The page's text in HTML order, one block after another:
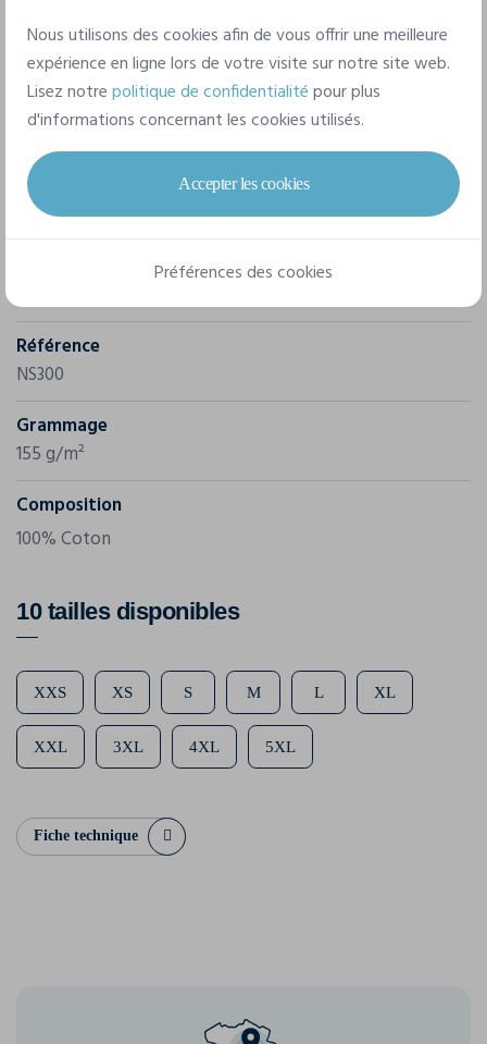
Caractéristiques
Référence
NS300
Grammage
155 g/m²
Composition
100% Coton
10 tailles disponibles
XXS XS S M L XL
XXL 3XL 4XL 5XL
Fiche technique
Nous utilisons des cookies afin de vous offrir une meilleure
expérience en ligne lors de votre visite sur notre site web.
Lisez notrepolitique de confidentialitépour plus
d'informations concernant les cookies utilisés.
Accepter les cookies
Préférences des cookies